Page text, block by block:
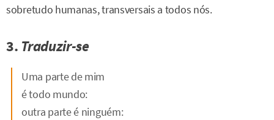
sobretudo humanas, transversais a todos nós.
3. Traduzir-se
Uma parte de mim
é todo mundo:
outra parte é ninguém: